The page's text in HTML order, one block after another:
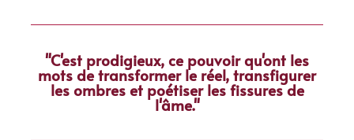
"C'est prodigieux, ce pouvoir qu'ont les
mots de transformer le réel, transfigurer
les ombres et poétiser les fissures de
l'âme."